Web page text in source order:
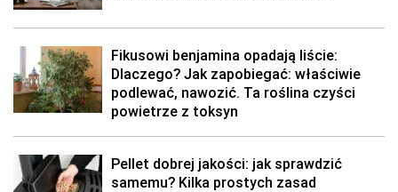
Fikusowi benjamina opadają liście:
Dlaczego? Jak zapobiegać: właściwie
podlewać, nawozić. Ta roślina czyści
powietrze z toksyn
Pellet dobrej jakości: jak sprawdzić
samemu? Kilka prostych zasad